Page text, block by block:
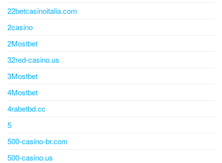
22betcasinoitalia.com
2casino
2Mostbet
32red-casino.us
3Mostbet
4Mostbet
4rabetbd.cc
5
500-casino-br.com
500-casino.us